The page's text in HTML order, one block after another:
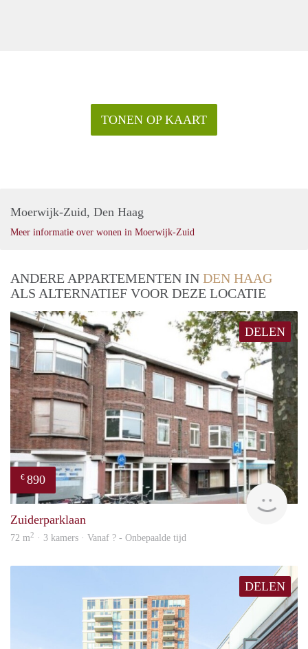
TONEN OP KAART
Moerwijk-Zuid, Den Haag
Meer informatie over wonen in Moerwijk-Zuid
ANDERE APPARTEMENTEN IN DEN HAAG
ALS ALTERNATIEF VOOR DEZE LOCATIE
DELEN
€ 890
Zuiderparklaan
72 m2 · 3 kamers · Vanaf ? - Onbepaalde tijd
DELEN